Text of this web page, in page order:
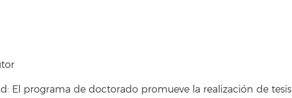
El programa de doctorado promueve la realización de tesis